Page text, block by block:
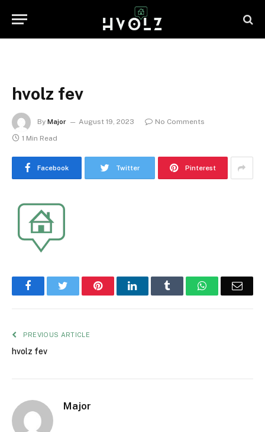
hvolz fev
By Major August 19, 2023
No Comments
1 Min Read
Facebook Twitter Pinterest
FacebookTwitter PinterestLinkedIn Tumblr WhatsApp
PREVIOUS ARTICLE
hvolz fev
Major